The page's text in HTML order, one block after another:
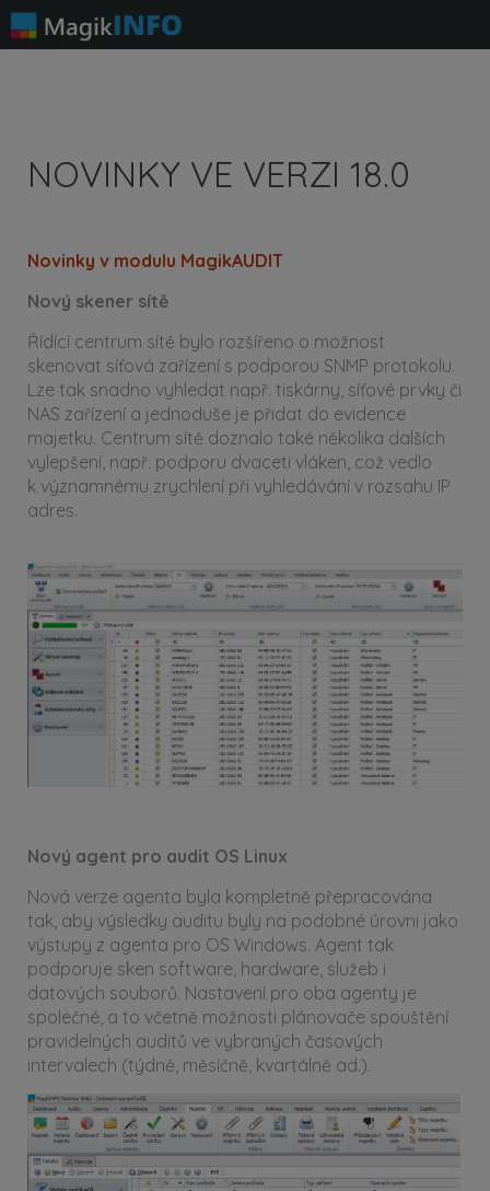
NOVINKY VE VERZI 18.0
Novinky v modulu MagikAUDIT
Nový skener sítě
Řídící centrum sítě bylo rozšířeno o možnost
skenovat síťová zařízení s podporou SNMP protokolu.
Lze tak snadno vyhledat např. tiskárny, síťové prvky či
NAS zařízení a jednoduše je přidat do evidence
majetku. Centrum sítě doznalo také několika dalších
vylepšení, např. podporu dvaceti vláken, což vedlo
k významnému zrychlení při vyhledávání v rozsahu IP
adres.
Nový agent pro audit OS Linux
Nová verze agenta byla kompletně přepracována
tak, aby výsledky auditu byly na podobné úrovni jako
výstupy z agenta pro OS Windows. Agent tak
podporuje sken software, hardware, služeb i
datových souborů. Nastavení pro oba agenty je
společné, a to včetně možnosti plánovače spouštění
pravidelných auditů ve vybraných časových
intervalech (týdně, měsíčně, kvartálně ad.).